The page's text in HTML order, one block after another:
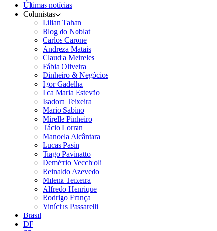
Últimas notícias
Colunistas
Lilian Tahan
Blog do Noblat
Carlos Carone
Andreza Matais
Claudia Meireles
Fábia Oliveira
Dinheiro & Negócios
Igor Gadelha
Ilca Maria Estevão
Isadora Teixeira
Mario Sabino
Mirelle Pinheiro
Tácio Lorran
Manoela Alcântara
Lucas Pasin
Tiago Pavinatto
Demétrio Vecchioli
Reinaldo Azevedo
Milena Teixeira
Alfredo Henrique
Rodrigo França
Vinícius Passarelli
Brasil
DF